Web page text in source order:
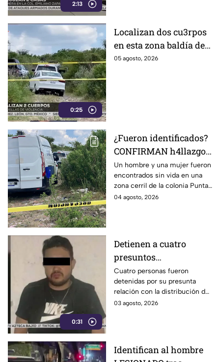
2:13
0:25
Localizan dos cu3rpos
en esta zona baldía de
León; autoridades
05 agosto, 2026
¿Fueron identificados?
CONFIRMAN h4llazgo
de un hombre y una
mujer s1n v1da en zona
cerril de León, HOY
martes
Un hombre y una mujer fueron
encontrados sin vida en una
zona cerril de la colonia Punta
del Sol, en el polígono de Las
04 agosto, 2026
0:31
Detienen a cuatro
presuntos
D3LINCUENTES en
León: así OCURRIÓ
Cuatro personas fueron
detenidas por su presunta
relación con la distribución de
droga en distintos puntos de
03 agosto, 2026
Identifican al hombre